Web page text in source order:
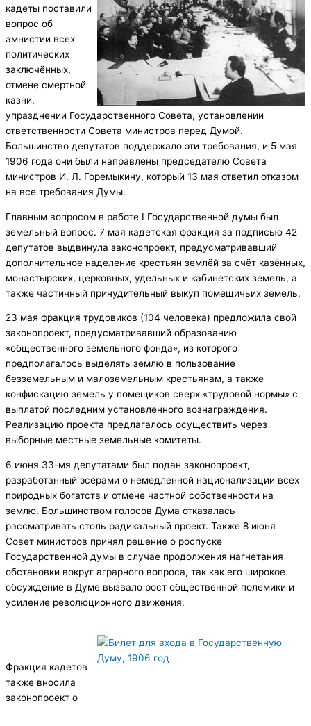
кадеты поставили
вопрос об
амнистии всех
политических
заключённых,
отмене смертной
казни,
упразднении Государственного Совета, установлении
ответственности Совета министров перед Думой.
Большинство депутатов поддержало эти требования, и 5 мая
1906 года они были направлены председателю Совета
министров И. Л. Горемыкину, который 13 мая ответил отказом
на все требования Думы.
Главным вопросом в работе I Государственной думы был
земельный вопрос. 7 мая кадетская фракция за подписью 42
депутатов выдвинула законопроект, предусматривавший
дополнительное наделение крестьян землёй за счёт казённых,
монастырских, церковных, удельных и кабинетских земель, а
также частичный принудительный выкуп помещичьих земель.
23 мая фракция трудовиков (104 человека) предложила свой
законопроект, предусматривавший образованию
«общественного земельного фонда», из которого
предполагалось выделять землю в пользование
безземельным и малоземельным крестьянам, а также
конфискацию земель у помещиков сверх «трудовой нормы» с
выплатой последним установленного вознаграждения.
Реализацию проекта предлагалось осуществить через
выборные местные земельные комитеты.
6 июня 33-мя депутатами был подан законопроект,
разработанный эсерами о немедленной национализации всех
природных богатств и отмене частной собственности на
землю. Большинством голосов Дума отказалась
рассматривать столь радикальный проект. Также 8 июня
Совет министров принял решение о роспуске
Государственной думы в случае продолжения нагнетания
обстановки вокруг аграрного вопроса, так как его широкое
обсуждение в Думе вызвало рост общественной полемики и
усиление революционного движения.
Фракция кадетов
также вносила
законопроект о